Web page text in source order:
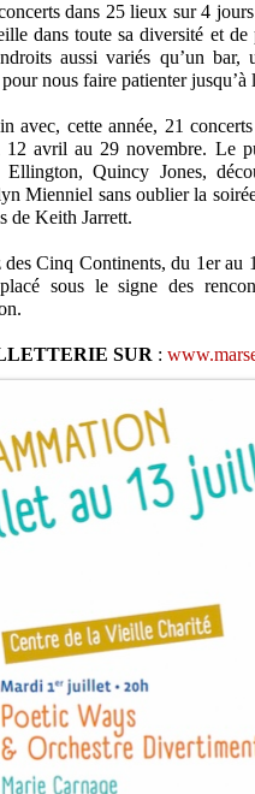
dans 25 lieux sur 4
dans toute sa diversité et
aussi variés qu’un
nous faire patienter jusqu’à
avec, cette année, 21
avril au 29 novembre. Le
Ellington, Quincy Jones,
Mienniel sans oublier la
de Keith Jarrett.
Cinq Continents, du 1er au
sous le signe des
SUR :